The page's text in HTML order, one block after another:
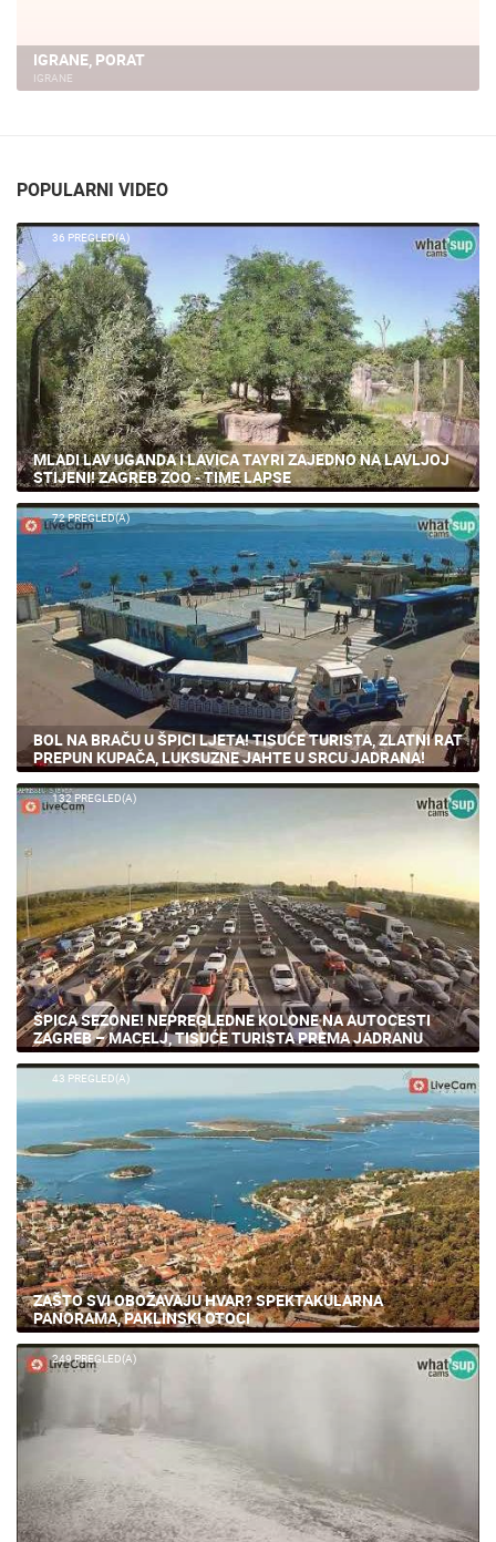
IGRANE, PORAT
IGRANE
POPULARNI VIDEO
36 PREGLED(A)
MLADI LAV UGANDA I LAVICA TAYRI ZAJEDNO NA LAVLJOJ
STIJENI! ZAGREB ZOO - TIME LAPSE
72 PREGLED(A)
BOL NA BRAČU U ŠPICI LJETA! TISUĆE TURISTA, ZLATNI RAT
PREPUN KUPAČA, LUKSUZNE JAHTE U SRCU JADRANA!
132 PREGLED(A)
ŠPICA SEZONE! NEPREGLEDNE KOLONE NA AUTOCESTI
ZAGREB – MACELJ, TISUĆE TURISTA PREMA JADRANU
43 PREGLED(A)
ZAŠTO SVI OBOŽAVAJU HVAR? SPEKTAKULARNA
PANORAMA, PAKLINSKI OTOCI
249 PREGLED(A)